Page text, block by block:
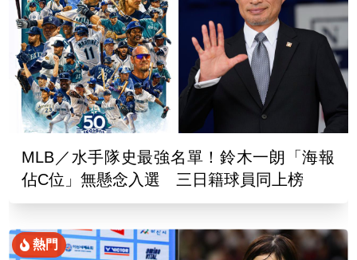
MLB／水手隊史最強名單！鈴木一朗「海報
佔C位」無懸念入選 三日籍球員同上榜
熱門